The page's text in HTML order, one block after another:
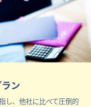
ン
し、他社に比べて圧倒的